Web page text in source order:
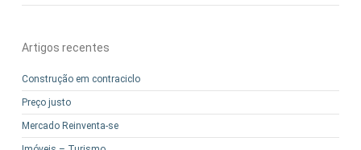
Artigos recentes
Construção em contraciclo
Preço justo
Mercado Reinventa-se